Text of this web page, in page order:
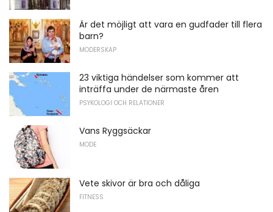
Är det möjligt att vara en gudfader till flera
barn?
MODERSKAP
23 viktiga händelser som kommer att
inträffa under de närmaste åren
PSYKOLOGI OCH RELATIONER
Vans Ryggsäckar
MODE
Vete skivor är bra och dåliga
FITNESS